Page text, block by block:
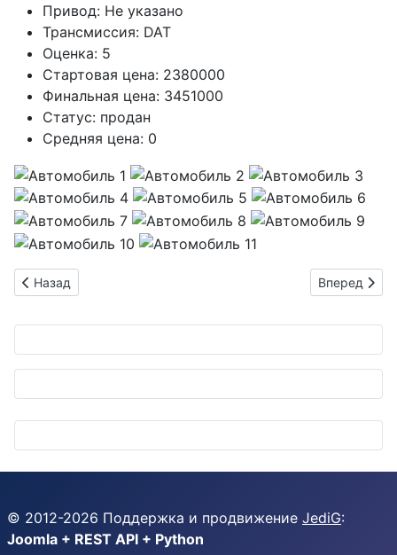
Привод: Не указано
Трансмиссия: DAT
Оценка: 5
Стартовая цена: 2380000
Финальная цена: 3451000
Статус: продан
Средняя цена: 0
Предыдущий: HONDA STEP WAGON 1500 DAT темно-синий
Назад Следующий:
Вперед
© 2012-2026 Поддержка и продвижение JediG:
Joomla + REST API + Python